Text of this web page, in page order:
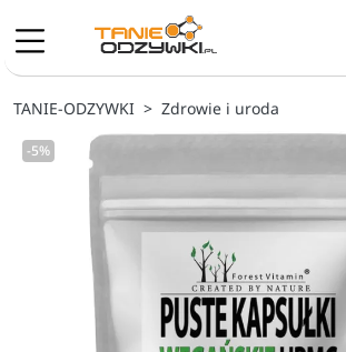
TANIE-ODZYWKI Zdrowie i uroda
-5%